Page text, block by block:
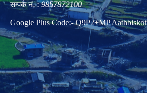
सम्पर्क नं. :9857872100
Google Plus Code:- Q9P2+MP Aathbiskot